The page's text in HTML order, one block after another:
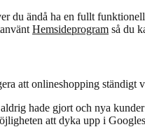
du ändå ha en fullt
Hemsideprogram så du
att onlineshopping ständigt
hade gjort och nya
att dyka upp i